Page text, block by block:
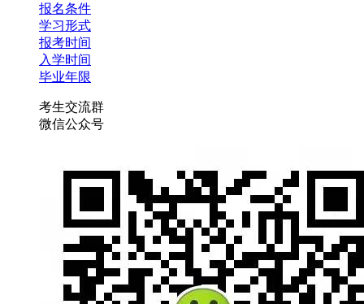
报名条件
学习形式
报考时间
入学时间
毕业年限
考生交流群
微信公众号